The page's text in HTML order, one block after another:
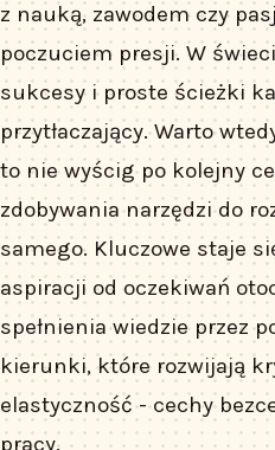
z nauką, zawodem czy
poczuciem presji. W
sukcesy i proste ścieżki
przytłaczający. Warto
to nie wyścig po kolejny
zdobywania narzędzi do
samego. Kluczowe staje
aspiracji od oczekiwań
spełnienia wiedzie przez
kierunki, które rozwijają
elastyczność - cechy
pracy.